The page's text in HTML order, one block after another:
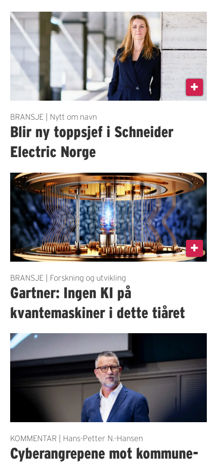
BRANSJE | Nytt om navn
Blir ny toppsjef i Schneider
Electric Norge
BRANSJE | Forskning og utvikling
Gartner: Ingen KI på
kvantemaskiner i dette tiåret
KOMMENTAR | Hans-Petter N.-Hansen
Cyberangrepene mot kommune-